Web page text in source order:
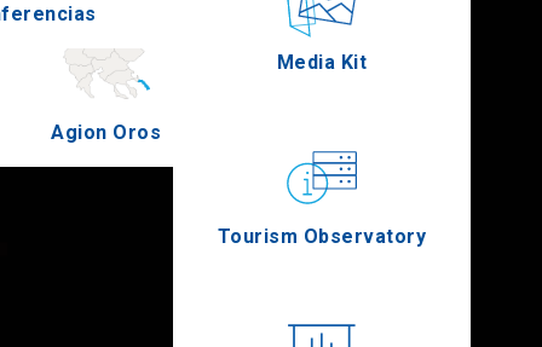
Agion Oros
Media Kit
Tourism Observatory